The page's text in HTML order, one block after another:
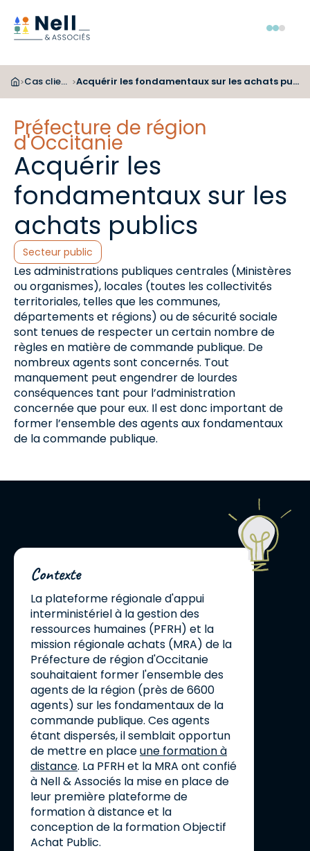
Aller au pied de page
Aller au menu
Aller au contenu
> Cas clients > Acquérir les fondamentaux sur les achats publics
Préfecture de région
d'Occitanie
Acquérir les
fondamentaux sur les
achats publics
Catégories :
Secteur public
Les administrations publiques centrales (Ministères
ou organismes), locales (toutes les collectivités
territoriales, telles que les communes,
départements et régions) ou de sécurité sociale
sont tenues de respecter un certain nombre de
règles en matière de commande publique. De
nombreux agents sont concernés. Tout
manquement peut engendrer de lourdes
conséquences tant pour l’administration
concernée que pour eux. Il est donc important de
former l’ensemble des agents aux fondamentaux
de la commande publique.
Contexte
La plateforme régionale d'appui
interministériel à la gestion des
ressources humaines (PFRH) et la
mission régionale achats (MRA) de la
Préfecture de région d'Occitanie
souhaitaient former l'ensemble des
agents de la région (près de 6600
agents) sur les fondamentaux de la
commande publique. Ces agents
étant dispersés, il semblait opportun
de mettre en placeune formation à
distance. La PFRH et la MRA ont confié
à Nell & Associés la mise en place de
leur première plateforme de
formation à distance et la
conception de la formation Objectif
Achat Public.